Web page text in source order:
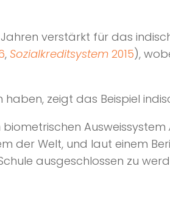
verstärkt für das
, Sozialkreditsystem 2015),
zeigt das Beispiel
biometrischen Ausweissystem
der Welt, und laut einem
ausgeschlossen zu